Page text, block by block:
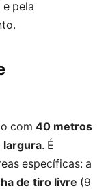
pela
com 40 metros
largura. É
específicas: a
de tiro livre (9